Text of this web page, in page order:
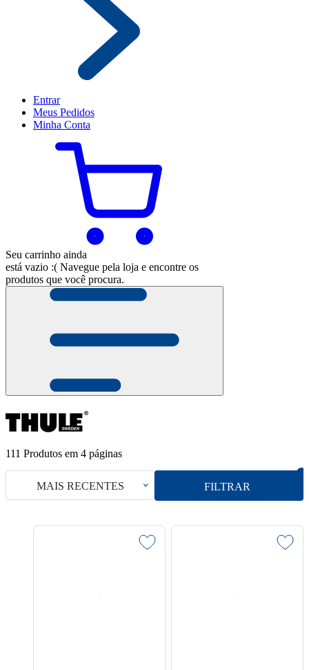
Entrar
Meus Pedidos
Minha Conta
Seu carrinho ainda
está vazio :( Navegue pela loja e encontre os
produtos que você procura.
111 Produtos em 4 páginas
FILTRAR
MAIS RECENTES